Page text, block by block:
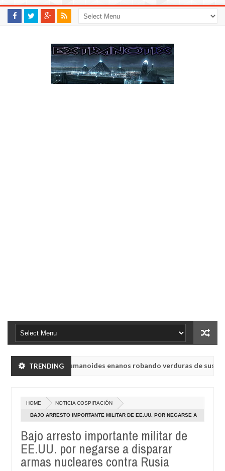
TRENDING
vieron a humanoides enanos robando verduras de sus huertos.
vieron a humanoides enanos robando verduras de sus huertos.
radio rusa UVB-76, conocida como la radio del fin del mundo
HOME NOTICIA COSPIRACIÓN
BAJO ARRESTO IMPORTANTE MILITAR DE EE.UU. POR NEGARSE A
Bajo arresto importante militar de
EE.UU. por negarse a disparar
armas nucleares contra Rusia